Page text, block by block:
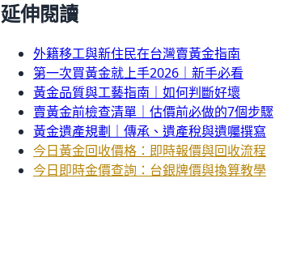
延伸閱讀
外籍移工與新住民在台灣賣黃金指南
第一次買黃金就上手2026｜新手必看
黃金品質與工藝指南｜如何判斷好壞
賣黃金前檢查清單｜估價前必做的7個步驟
黃金遺產規劃｜傳承、遺產稅與遺囑撰寫
今日黃金回收價格：即時報價與回收流程
今日即時金價查詢：台銀牌價與換算教學